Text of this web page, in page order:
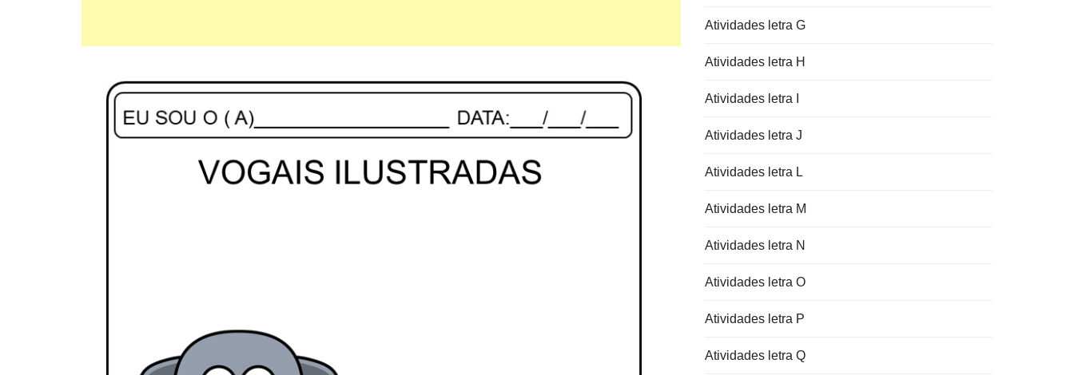
Atividades letra G
Atividades letra H
Atividades letra I
Atividades letra J
Atividades letra L
Atividades letra M
Atividades letra N
Atividades letra O
Atividades letra P
Atividades letra Q